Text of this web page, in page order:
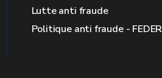
Lutte anti fraude
Politique anti fraude - FEDER